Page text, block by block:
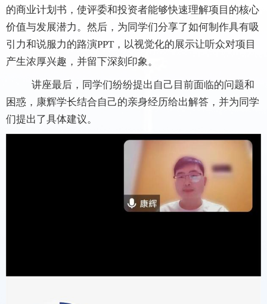
的商业计划书，使评委和投资者能够快速理解项目的核心
价值与发展潜力。然后，为同学们分享了如何制作具有吸
引力和说服力的路演PPT ，以视觉化的展示让听众对项目
产生浓厚兴趣，并留下深刻印象。
讲座最后，同学们纷纷提出自己目前面临的问题和
困惑，康辉学长结合自己的亲身经历给出解答，并为同学
们提出了具体建议。